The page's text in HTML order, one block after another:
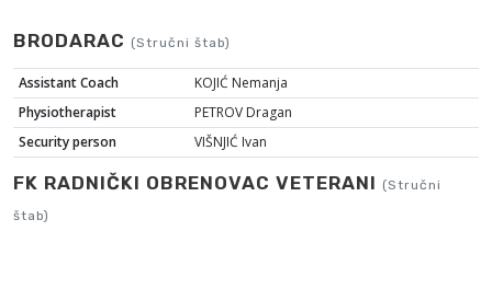
BRODARAC (Stručni štab)
Assistant Coach
KOJIĆ Nemanja
Physiotherapist
PETROV Dragan
Security person
VIŠNJIĆ Ivan
FK RADNIČKI OBRENOVAC VETERANI (Stručni
štab)